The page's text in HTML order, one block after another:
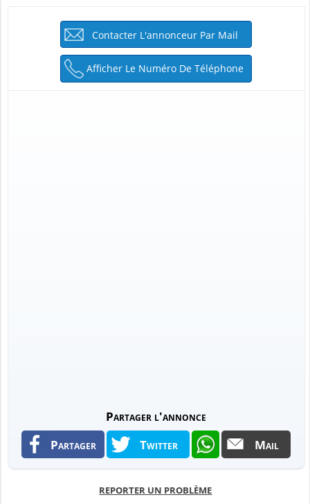
Contacter L'annonceur Par Mail
Partager l'annonce
Partager Twitter Mail
REPORTER UN PROBLÈME